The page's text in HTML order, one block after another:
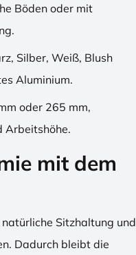
Böden oder mit
Silber, Weiß, Blush
Aluminium.
oder 265 mm,
Arbeitshöhe.
mit dem
Sitzhaltung und
Dadurch bleibt die